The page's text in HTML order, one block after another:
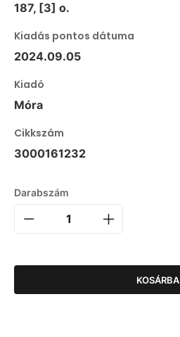
187, [3] o.
Kiadás pontos dátuma
2024.09.05
Kiadó
Móra
Cikkszám
3000161232
Darabszám
KOSÁRBA